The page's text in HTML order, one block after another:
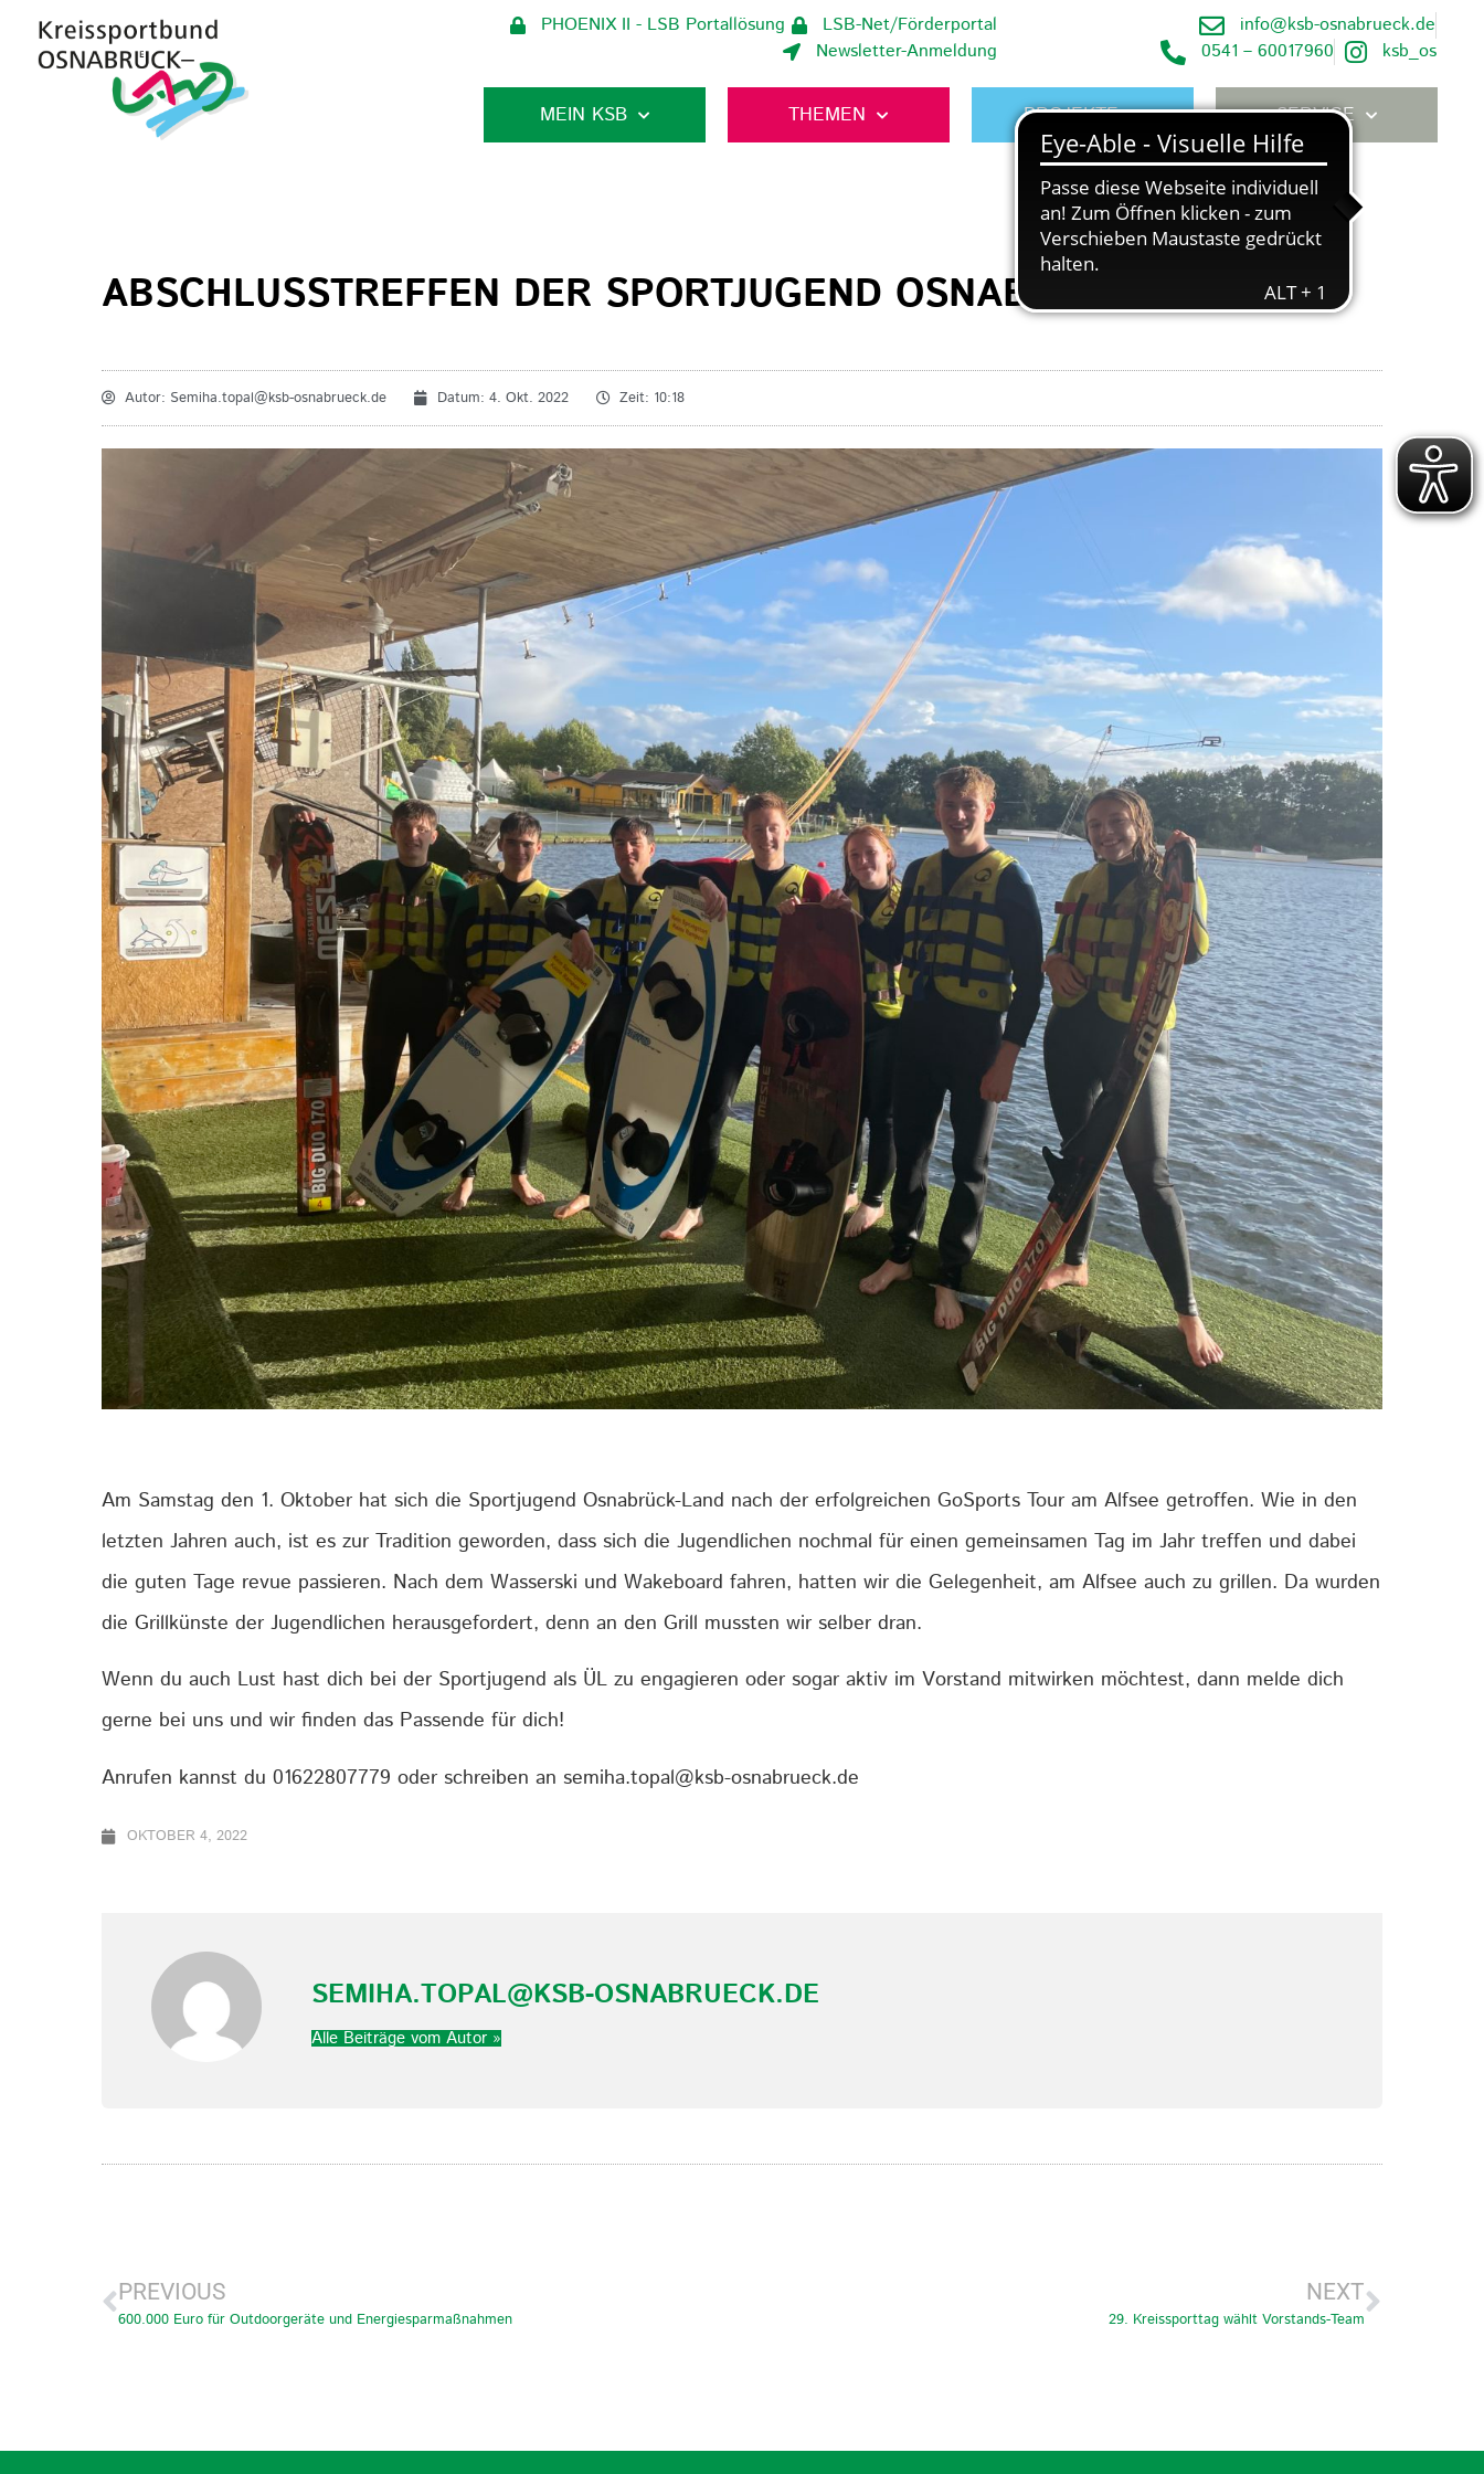
PHOENIX II - LSB Portallösung
LSB-Net/Förderportal
Newsletter-Anmeldung
info@ksb-osnabrueck.de
0541 – 60017960
ksb_os
MEIN KSB THEMEN PROJEKTE SERVICE
ABSCHLUSSTREFFEN DER SPORTJUGEND OSNABRÜCK-LAND
Autor: Semiha.topal@ksb-osnabrueck.de Datum: 4. Okt. 2022 Zeit: 10:18
Am Samstag den 1. Oktober hat sich die Sportjugend Osnabrück-Land nach der erfolgreichen GoSports Tour am Alfsee getroffen. Wie in den
letzten Jahren auch, ist es zur Tradition geworden, dass sich die Jugendlichen nochmal für einen gemeinsamen Tag im Jahr treffen und dabei
die guten Tage revue passieren. Nach dem Wasserski und Wakeboard fahren, hatten wir die Gelegenheit, am Alfsee auch zu grillen. Da wurden
die Grillkünste der Jugendlichen herausgefordert, denn an den Grill mussten wir selber dran.
Wenn du auch Lust hast dich bei der Sportjugend als ÜL zu engagieren oder sogar aktiv im Vorstand mitwirken möchtest, dann melde dich
gerne bei uns und wir finden das Passende für dich!
Anrufen kannst du 01622807779 oder schreiben an semiha.topal@ksb-osnabrueck.de
OKTOBER 4, 2022
SEMIHA.TOPAL@KSB-OSNABRUECK.DE
Alle Beiträge vom Autor »
PREVIOUS
600.000 Euro für Outdoorgeräte und Energiesparmaßnahmen
NEXT
29. Kreissporttag wählt Vorstands-Team